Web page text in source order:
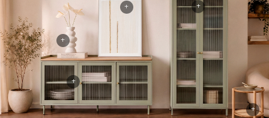
+
+
+
+
+